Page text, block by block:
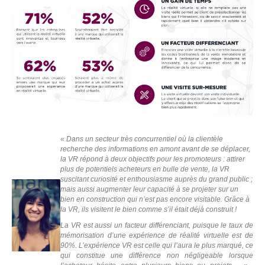
« Dans un secteur très concurrentiel où la clientèle
recherche des informations en amont avant de se déplacer,
la VR répond à deux objectifs pour les promoteurs : attirer
plus de potentiels acheteurs en bulle de vente, la VR
suscitant curiosité et enthousiasme auprès du grand public ;
mais aussi augmenter leur capacité à se projeter sur un
bien en construction qui n’est pas encore visitable. Grâce à
la VR, ils visitent le bien comme s’il était déjà construit !
La VR est aussi un facteur différenciant, puisque le taux de
mémorisation d’une expérience de réalité virtuelle est de
90%. L’expérience VR est celle qui l’aura le plus marqué, ce
qui constitue une différence non négligeable lorsque